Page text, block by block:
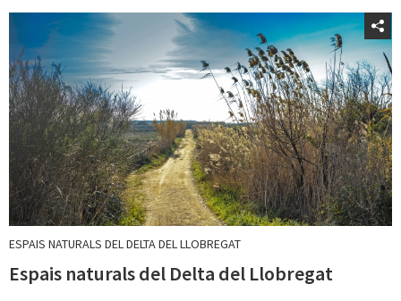
ESPAIS NATURALS DEL DELTA DEL LLOBREGAT
Espais naturals del Delta del Llobregat